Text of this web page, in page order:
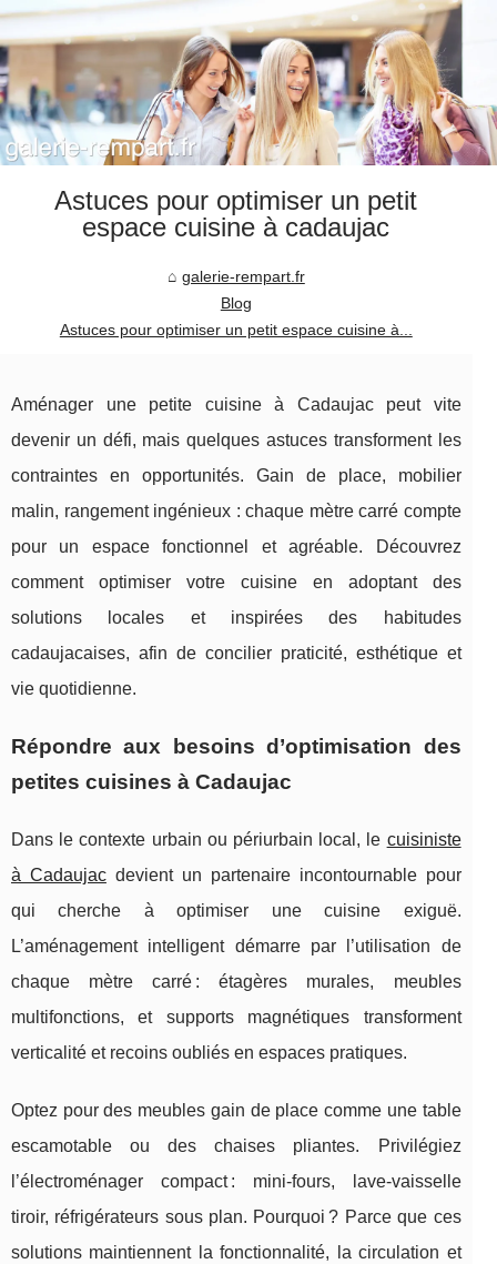
Astuces pour optimiser un petit
espace cuisine à cadaujac
galerie-rempart.fr
Blog
Astuces pour optimiser un petit espace cuisine à...
Aménager une petite cuisine à Cadaujac peut vite
devenir un défi, mais quelques astuces transforment les
contraintes en opportunités. Gain de place, mobilier
malin, rangement ingénieux : chaque mètre carré compte
pour un espace fonctionnel et agréable. Découvrez
comment optimiser votre cuisine en adoptant des
solutions locales et inspirées des habitudes
cadaujacaises, afin de concilier praticité, esthétique et
vie quotidienne.
Répondre aux besoins d’optimisation des
petites cuisines à Cadaujac
Dans le contexte urbain ou périurbain local, le cuisiniste
à Cadaujacdevient un partenaire incontournable pour
qui cherche à optimiser une cuisine exiguë.
L’aménagement intelligent démarre par l’utilisation de
chaque mètre carré :étagères murales, meubles
multifonctions, et supports magnétiques transforment
verticalité et recoins oubliés en espaces pratiques.
Optez pour des meubles gain de place comme une table
escamotable ou des chaises pliantes. Privilégiez
l’électroménager compact : mini-fours, lave-vaisselle
tiroir, réfrigérateurs sous plan. Pourquoi ? Parce que ces
solutions maintiennent la fonctionnalité, la circulation et